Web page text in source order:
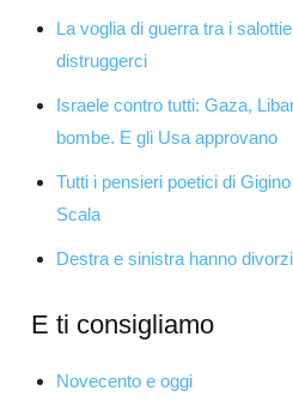
La voglia di guerra tra i
distruggerci
Israele contro tutti: Gaza,
bombe. E gli Usa approvano
Tutti i pensieri poetici di
Scala
Destra e sinistra hanno
E ti consigliamo
Novecento e oggi